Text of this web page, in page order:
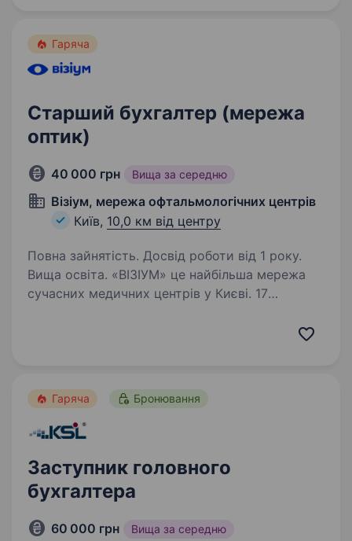
Гаряча
Старший бухгалтер (мережа
оптик)
40 000 грн Вища за середню
Візіум, мережа офтальмологічних центрів
Київ, 10,0 км від центру
Повна зайнятість. Досвід роботи від 1 року.
Вища освіта. «ВІЗІУМ» це найбільша мережа
сучасних медичних центрів у Києві. 17
Гаряча Бронювання
Заступник головного
бухгалтера
60 000 грн Вища за середню